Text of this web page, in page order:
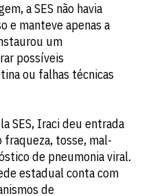
a SES não havia
e manteve apenas a
um
possíveis
ou falhas técnicas
SES, Iraci deu entrada
fraqueza, tosse, mal-
de pneumonia viral.
estadual conta com
de